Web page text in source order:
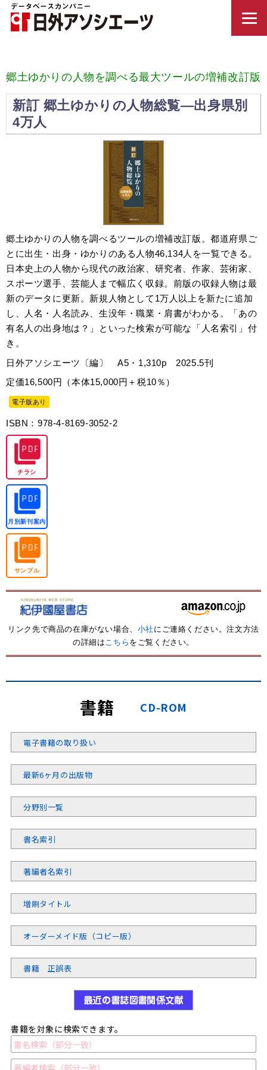
郷土ゆかりの人物を調べる最大ツールの増補改訂版
新訂 郷土ゆかりの人物総覧—出身県別
4万人
郷土ゆかりの人物を調べるツールの増補改訂版。都道府県ご
とに出生・出身・ゆかりのある人物46,134人を一覧できる。
日本史上の人物から現代の政治家、研究者、作家、芸術家、
スポーツ選手、芸能人まで幅広く収録。前版の収録人物は最
新のデータに更新。新規人物として1万人以上を新たに追加
し、人名・人名読み、生没年・職業・肩書がわかる。「あの
有名人の出身地は？」といった検索が可能な「人名索引」付
き。
日外アソシエーツ〔編〕 A5・1,310p 2025.5刊
定価16,500円（本体15,000円＋税10％）
電子版あり
ISBN：978-4-8169-3052-2
チラシ
月別新刊案内
サンプル
リンク先で商品の在庫がない場合、 小社 にご連絡ください。注文方法
の詳細はこちら をご覧ください。
書籍 CD-ROM
電子書籍の取り扱い
最新6ヶ月の出版物
分野別一覧
書名索引
著編者名索引
増刷タイトル
オーダーメイド版（コピー版）
書籍 正誤表
書籍を対象に検索できます。